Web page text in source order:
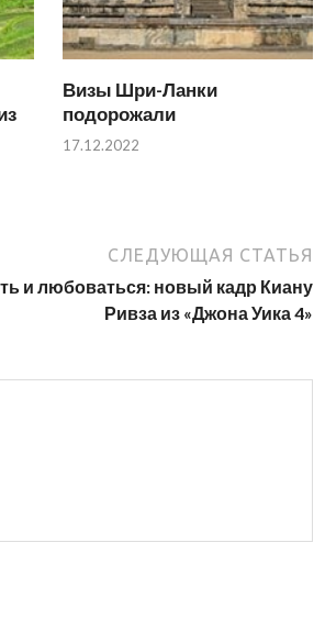
Визы Шри-Ланки
подорожали
17.12.2022
СЛЕДУЮЩАЯ СТАТЬЯ
и любоваться: новый кадр Киану
Ривза из «Джона Уика 4»